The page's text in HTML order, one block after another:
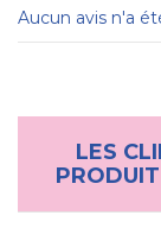
Aucun avis n'a
LES